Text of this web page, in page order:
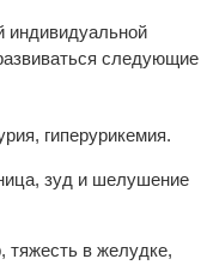
индивидуальной
следующие
гиперурикемия.
зуд и шелушение
тяжесть в желудке,